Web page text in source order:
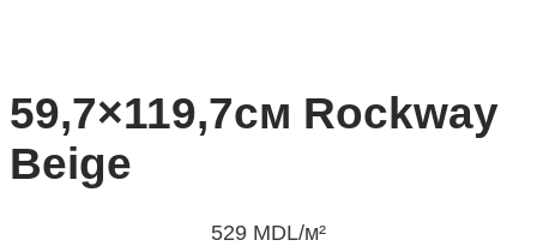
59,7×119,7см Rockway
Beige
529 MDL/м²